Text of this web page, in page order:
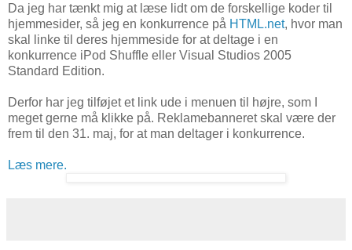
Da jeg har tænkt mig at læse lidt om de forskellige koder til
hjemmesider, så jeg en konkurrence på HTML.net, hvor man
skal linke til deres hjemmeside for at deltage i en
konkurrence iPod Shuffle eller Visual Studios 2005
Standard Edition.
Derfor har jeg tilføjet et link ude i menuen til højre, som I
meget gerne må klikke på. Reklamebanneret skal være der
frem til den 31. maj, for at man deltager i konkurrence.
Læs mere.